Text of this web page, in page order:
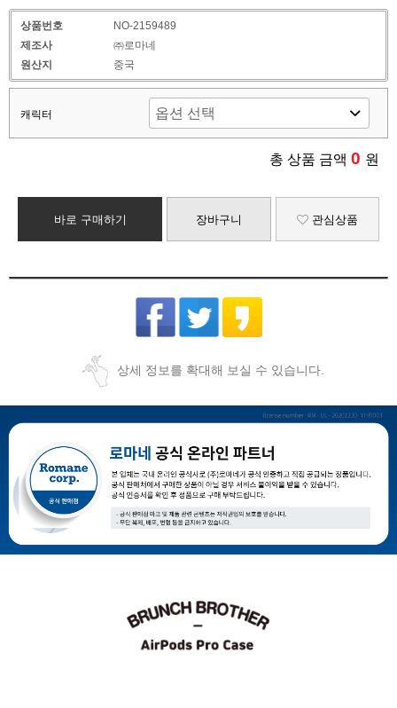
상품번호
NO-2159489
제조사
㈜로마네
원산지
중국
캐릭터
총 상품 금액 0 원
바로 구매하기 장바구니 관심상품
상세 정보를 확대해 보실 수 있습니다.